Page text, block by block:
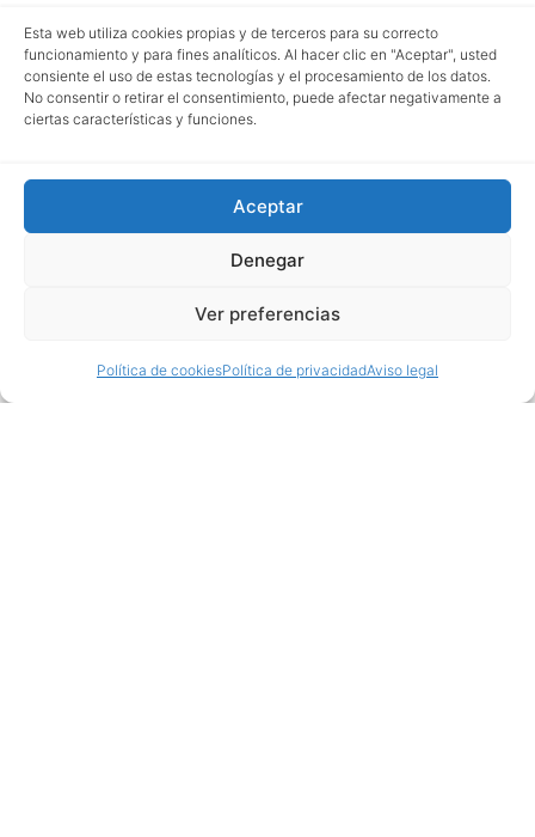
Esta web utiliza cookies propias y de terceros para su correcto
funcionamiento y para fines analíticos. Al hacer clic en "Aceptar", usted
consiente el uso de estas tecnologías y el procesamiento de los datos.
No consentir o retirar el consentimiento, puede afectar negativamente a
ciertas características y funciones.
Aceptar
Denegar
Ver preferencias
Política de cookiesPolítica de privacidadAviso legal